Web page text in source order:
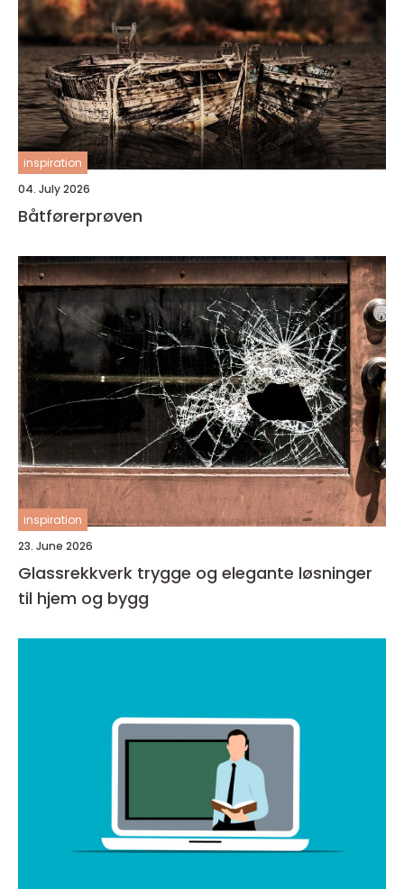
inspiration
04. July 2026
Båtførerprøven
inspiration
23. June 2026
Glassrekkverk trygge og elegante løsninger
til hjem og bygg